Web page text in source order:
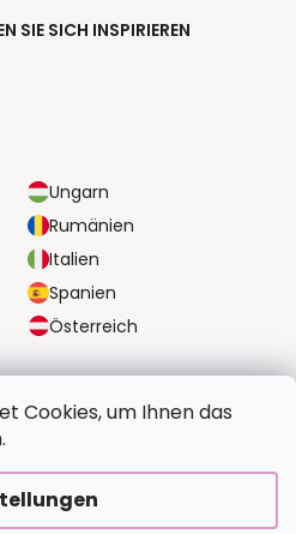
Cookies, um Ihnen das
SIE SICH INSPIRIEREN
Ungarn
Rumänien
Italien
Spanien
Österreich